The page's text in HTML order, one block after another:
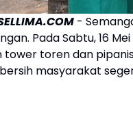
-
Pada Sabtu, 16
toren dan
masyarakat